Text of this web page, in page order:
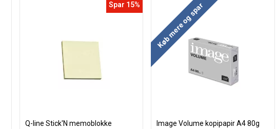
Spar 15%
Q-line Stick'N memoblokke
Køb mere og spar
Image Volume kopipapir A4 80g